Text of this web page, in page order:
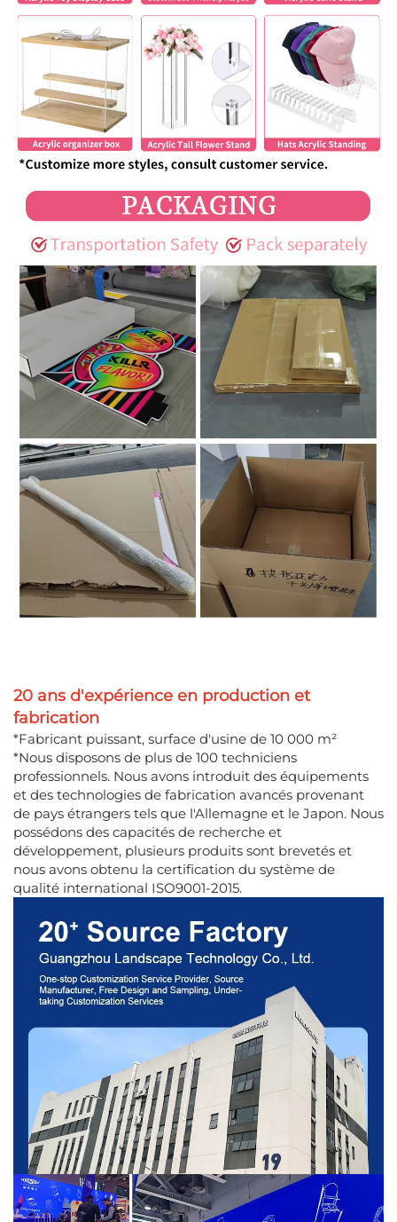
20 ans d'expérience en production et
fabrication
*Fabricant puissant, surface d'usine de 10 000 m²
*Nous disposons de plus de 100 techniciens
professionnels. Nous avons introduit des équipements
et des technologies de fabrication avancés provenant
de pays étrangers tels que l'Allemagne et le Japon. Nous
possédons des capacités de recherche et
développement, plusieurs produits sont brevetés et
nous avons obtenu la certification du système de
qualité international ISO9001-2015.